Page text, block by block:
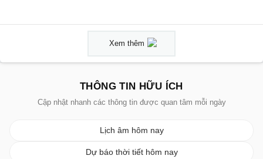
Xem thêm
THÔNG TIN HỮU ÍCH
Cập nhật nhanh các thông tin được quan tâm mỗi ngày
Lịch âm hôm nay
Dự báo thời tiết hôm nay